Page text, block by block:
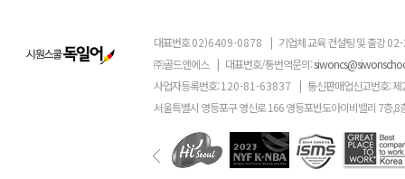
대표번호02)6409-0878 | 기업체 교육 컨설팅 및 출강
㈜골드앤에스 | 대표번호/통번역문의:
사업자등록번호:120-81-63837 | 통신판매업신고번호: 제
서울특별시 영등포구 영신로 166 영등포반도아이비밸리 7층,8